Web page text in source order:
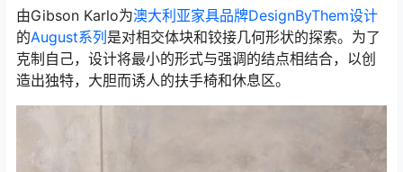
由Gibson Karlo为澳大利亚家具品牌DesignByThem设计
的August系列 是对相交体块和铰接几何形状的探索。为了
克制自己，设计将最小的形式与强调的结点相结合，以创
造出独特，大胆而诱人的扶手椅和休息区。